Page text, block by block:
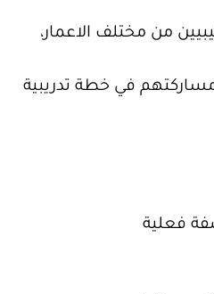
من مختلف الاعمار،
في خطة تدريبية
فعلية